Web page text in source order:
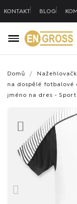
KONTAKT BLOG
Domů
na dospělé fotbalové
jméno na dres - Sport